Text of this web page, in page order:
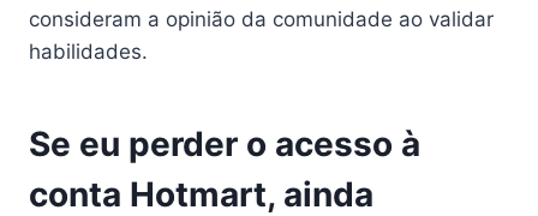
consideram a opinião da comunidade ao validar
habilidades.
Se eu perder o acesso à
conta Hotmart, ainda